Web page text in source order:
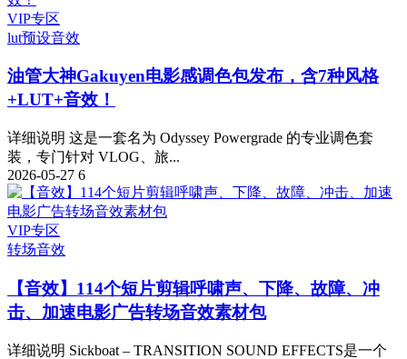
VIP专区
lut预设音效
油管大神Gakuyen电影感调色包发布，含7种风格
+LUT+音效！
详细说明 这是一套名为 Odyssey Powergrade 的专业调色套
装，专门针对 VLOG、旅...
2026-05-27 6
VIP专区
转场音效
【音效】114个短片剪辑呼啸声、下降、故障、冲
击、加速电影广告转场音效素材包
详细说明 Sickboat – TRANSITION SOUND EFFECTS是一个